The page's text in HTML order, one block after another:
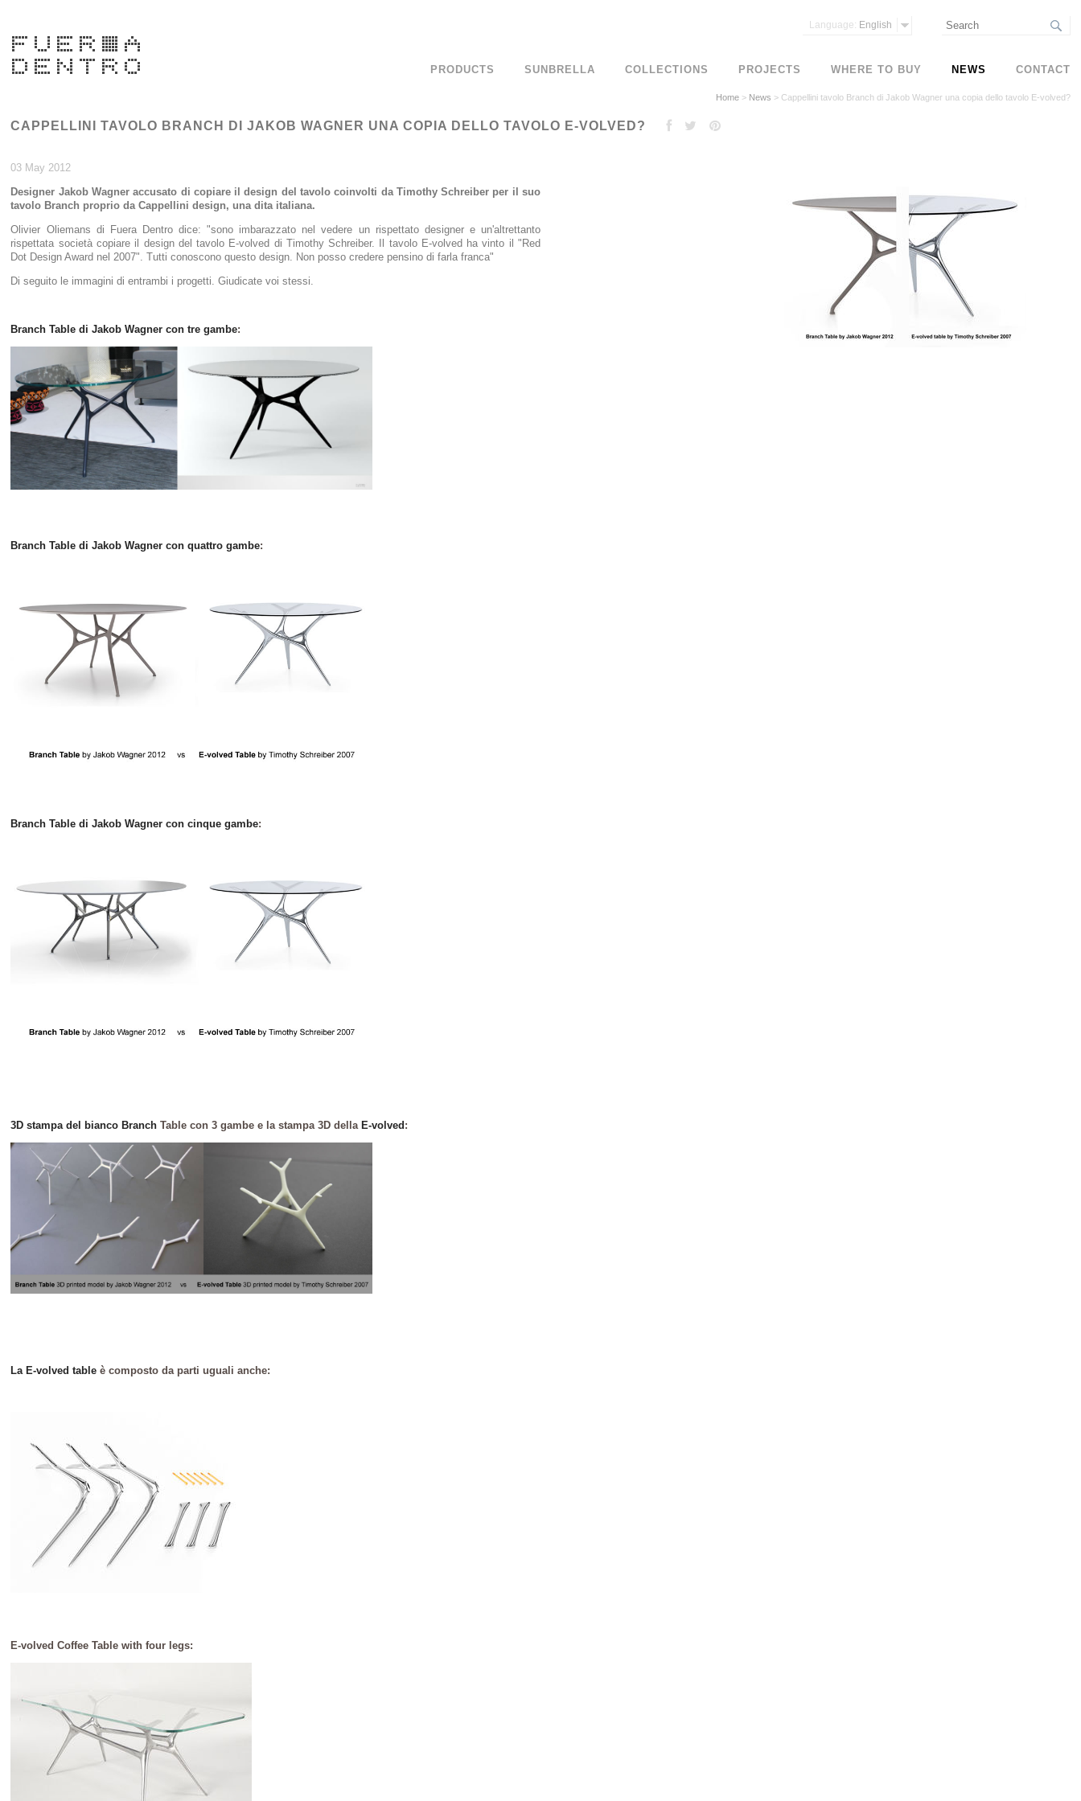
Home> News > Cappellini tavolo Branch di Jakob Wagner una copia dello tavolo E-volved?
PRODUCTS SUNBRELLA COLLECTIONS PROJECTS WHERE TO BUY NEWS CONTACT
CAPPELLINI TAVOLO BRANCH DI JAKOB WAGNER UNA COPIA DELLO TAVOLO E-VOLVED?
03 May 2012
Designer Jakob Wagner accusato di copiare il design del tavolo coinvolti da Timothy Schreiber per il suo
tavolo Branch proprio da Cappellini design, una dita italiana.
Olivier Oliemans di Fuera Dentro dice: "sono imbarazzato nel vedere un rispettato designer e un'altrettanto
rispettata società copiare il design del tavolo E-volved di Timothy Schreiber. Il tavolo E-volved ha vinto il "Red
Dot Design Award nel 2007". Tutti conoscono questo design. Non posso credere pensino di farla franca"
Di seguito le immagini di entrambi i progetti. Giudicate voi stessi.
Branch Table di Jakob Wagner con tregambe:
Branch Table di Jakob Wagner con quattrogambe:
Branch Table di Jakob Wagner con cinque gambe:
3D stampa del bianco Branch Table con 3 gambe e la stampa 3D della E-volved :
La E-volved table è composto da parti uguali anche:
E-volved Coffee Table with four legs:
Language: English